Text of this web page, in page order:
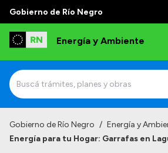
Gobierno de Río Negro
Energía y Ambiente
Gobierno de Río Negro / Energía y
Energía para tu Hogar: Garrafas en